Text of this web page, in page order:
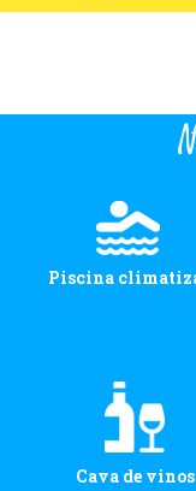
Piscina
Cava de vinos